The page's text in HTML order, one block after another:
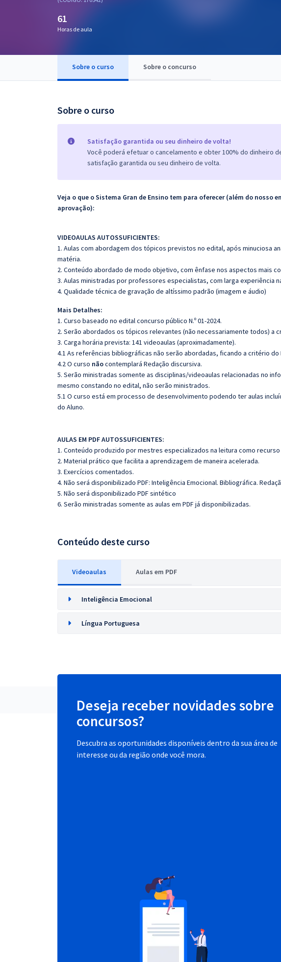
OAB
61
Horas de aula
Sobre o curso Sobre o concurso
Sobre o curso
Satisfação garantida ou seu dinheiro de volta!
Você poderá efetuar o cancelamento e obter 100% do dinheiro
satisfação garantida ou seu dinheiro de volta.
Veja o que o Sistema Gran de Ensino tem para oferecer (além do nosso
aprovação):
VIDEOAULAS AUTOSSUFICIENTES:
1. Aulas com abordagem dos tópicos previstos no edital, após minuciosa
matéria.
2. Conteúdo abordado de modo objetivo, com ênfase nos aspectos mais
3. Aulas ministradas por professores especialistas, com larga experiência
4. Qualidade técnica de gravação de altíssimo padrão (imagem e áudio)
Mais Detalhes:
1. Curso baseado no edital concurso público N.º 01-2024.
2. Serão abordados os tópicos relevantes (não necessariamente todos) a
3. Carga horária prevista: 141 videoaulas (aproximadamente).
4.1 As referências bibliográficas não serão abordadas, ficando a critério
4.2 O curso nãocontemplará Redação discursiva.
5. Serão ministradas somente as disciplinas/videoaulas relacionadas no
mesmo constando no edital, não serão ministrados.
5.1 O curso está em processo de desenvolvimento podendo ter aulas
do Aluno.
AULAS EM PDF AUTOSSUFICIENTES:
1. Conteúdo produzido por mestres especializados na leitura como
2. Material prático que facilita a aprendizagem de maneira acelerada.
3. Exercícios comentados.
4. Não será disponibilizado PDF: Inteligência Emocional. Bibliográfica.
5. Não será disponibilizado PDF sintético
6. Serão ministradas somente as aulas em PDF já disponibilizadas.
Conteúdo deste curso
Videoaulas Aulas em PDF
Inteligência Emocional
Língua Portuguesa
Deseja receber novidades sobre
concursos?
Descubra as oportunidades disponíveis dentro da sua área de
interesse ou da região onde você mora.